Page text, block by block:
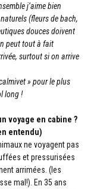
j’aime bien
(fleurs de bach,
douces doivent
peut tout à fait
surtout si on arrive
» pour le plus
long !
voyage en cabine ?
entendu)
ne voyagent pas
et pressurisées
arrimées. (les
mal!). En 35 ans